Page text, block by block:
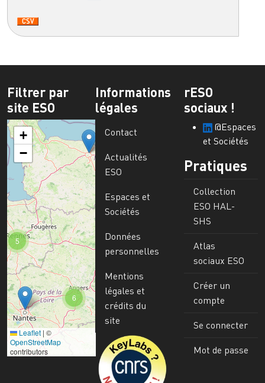
Filtrer par
site ESO
6
5
+
−
Leaflet | ©
OpenStreetMap
contributors
Informations
légales
Contact
Actualités
ESO
Espaces et
Sociétés
Données
personnelles
Mentions
légales et
crédits du
site
Image
rESO
sociaux !
@Espaces
et Sociétés
Pratiques
Collection
ESO HAL-
SHS
Atlas
sociaux ESO
Créer un
compte
Se connecter
Mot de passe